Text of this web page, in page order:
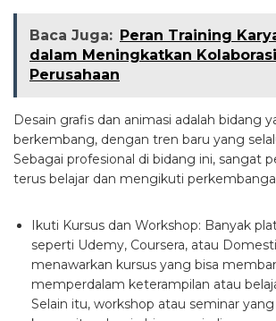
Baca Juga: Peran Training
dalam Meningkatkan
Perusahaan
Desain grafis dan animasi adalah bidang
berkembang, dengan tren baru yang
Sebagai profesional di bidang ini, sangat
terus belajar dan mengikuti
Ikuti Kursus dan Workshop: Banyak
seperti Udemy, Coursera, atau
menawarkan kursus yang bisa
memperdalam keterampilan atau
Selain itu, workshop atau seminar